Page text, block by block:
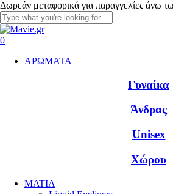
Skip
to
main
content
Δωρεάν μεταφορικά για παραγγελίες άνω
Close
Search
account
0
ΑΡΩΜΑΤΑ
Γυναίκα
Άνδρας
Unisex
Χώρου
ΜΑΤΙΑ